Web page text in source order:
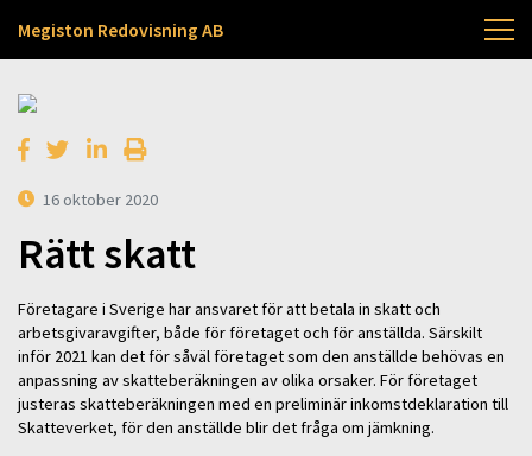
Megiston Redovisning AB
16 oktober 2020
Rätt skatt
Företagare i Sverige har ansvaret för att betala in skatt och
arbetsgivaravgifter, både för företaget och för anställda. Särskilt
inför 2021 kan det för såväl företaget som den anställde behövas en
anpassning av skatteberäkningen av olika orsaker. För företaget
justeras skatteberäkningen med en preliminär inkomstdeklaration till
Skatteverket, för den anställde blir det fråga om jämkning.